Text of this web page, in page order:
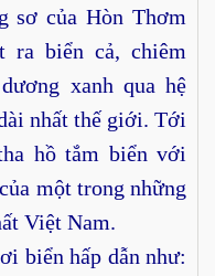
sơ của Hòn Thơm
ra biển cả, chiêm
xanh qua hệ
nhất thế giới. Tới
hồ tắm biển với
một trong những
Việt Nam.
biển hấp dẫn như: